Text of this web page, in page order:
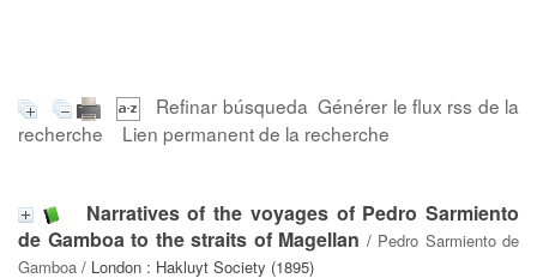
Refinar búsqueda Générer le flux rss de la
recherche
Lien permanent de la recherche
Narratives of the voyages of Pedro Sarmiento
de Gamboa to the straits of Magellan / Pedro Sarmiento de
Gamboa / London : Hakluyt Society (1895)